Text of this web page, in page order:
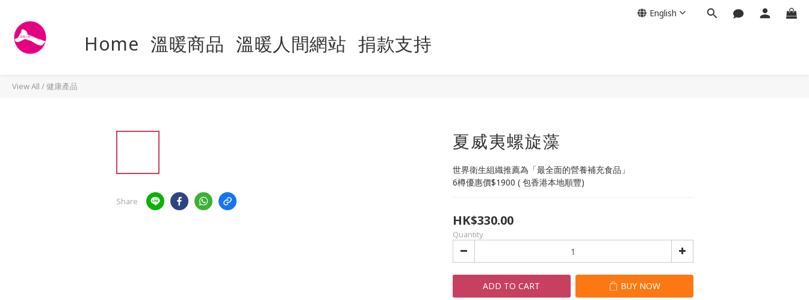
Home 溫暖商品 溫暖人間網站 捐款支持
English
View All /健康產品
Share
夏威夷螺旋藻
世界衛生組織推薦為「最全面的營養補充食品」
6樽優惠價$1900 ( 包香港本地順豐)
HK$330.00
Quantity
ADD TO CART BUY NOW